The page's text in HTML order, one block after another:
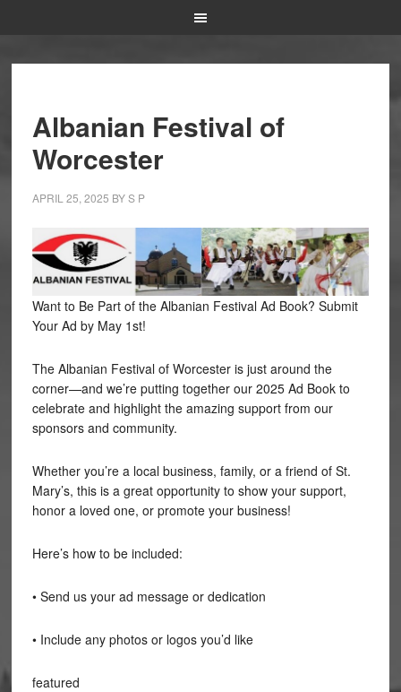
Albanian Festival of
Worcester
APRIL 25, 2025 BYS P
Want to Be Part of the Albanian Festival Ad Book? Submit
Your Ad by May 1st!
The Albanian Festival of Worcester is just around the
corner—and we’re putting together our 2025 Ad Book to
celebrate and highlight the amazing support from our
sponsors and community.
Whether you’re a local business, family, or a friend of St.
Mary’s, this is a great opportunity to show your support,
honor a loved one, or promote your business!
Here’s how to be included:
• Send us your ad message or dedication
• Include any photos or logos you’d like
featured